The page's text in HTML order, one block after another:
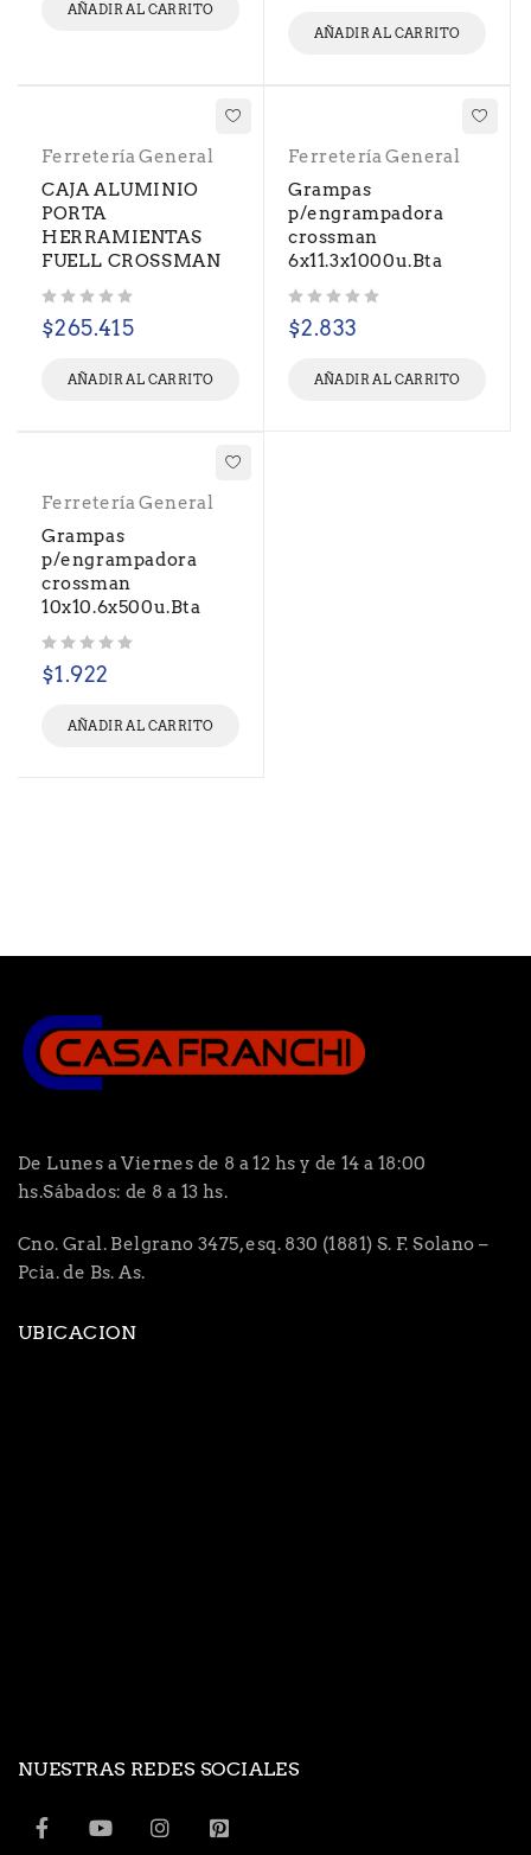
AÑADIR AL CARRITO
AÑADIR AL CARRITO
Ferretería General
CAJA ALUMINIO
PORTA
HERRAMIENTAS
FUELL CROSSMAN
$265.415
AÑADIR AL CARRITO
Ferretería General
Grampas
p/engrampadora
crossman
6x11.3x1000u.Bta
$2.833
AÑADIR AL CARRITO
Ferretería General
Grampas
p/engrampadora
crossman
10x10.6x500u.Bta
$1.922
AÑADIR AL CARRITO
De Lunes a Viernes de 8 a 12 hs y de 14 a 18:00
hs.Sábados: de 8 a 13 hs.
Cno. Gral. Belgrano 3475, esq. 830 (1881) S. F. Solano –
Pcia. de Bs. As.
UBICACION
NUESTRAS REDES SOCIALES